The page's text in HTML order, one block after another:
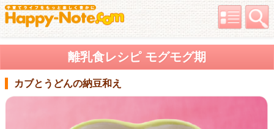
離乳食レシピ モグモグ期
カブとうどんの納豆和え